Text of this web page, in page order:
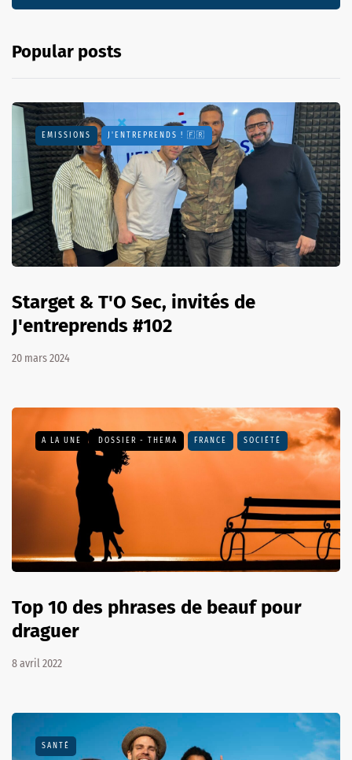
Popular posts
EMISSIONS J'ENTREPRENDS ! 🇫🇷
Starget & T'O Sec, invités de
J'entreprends #102
20 mars 2024
A LA UNE DOSSIER - THEMA FRANCE SOCIÉTÉ
Top 10 des phrases de beauf pour
draguer
8 avril 2022
SANTÉ